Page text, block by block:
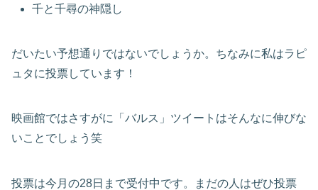
千と千尋の神隠し
だいたい予想通りではないでしょうか。ちなみに私はラピ
ュタに投票しています！
映画館ではさすがに「バルス」ツイートはそんなに伸びな
いことでしょう笑
投票は今月の28日まで受付中です。まだの人はぜひ投票